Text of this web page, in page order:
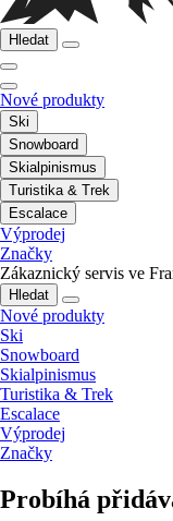
Hledat
Nové produkty
Ski
Snowboard
Skialpinismus
Turistika & Trek
Escalace
Výprodej
Značky
Zákaznický servis ve
Hledat
Nové produkty
Ski
Snowboard
Skialpinismus
Turistika & Trek
Escalace
Výprodej
Značky
Probíhá